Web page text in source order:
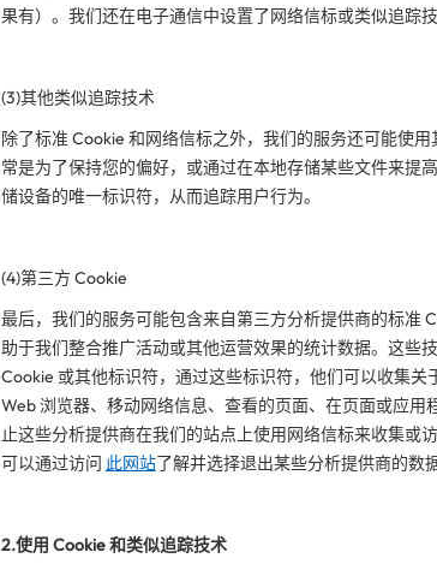
果有）。我们还在电子通信中设置了网络信标或类似追踪
(3)其他类似追踪技术
除了标准 Cookie 和网络信标之外，我们的服务还可能使
常是为了保持您的偏好，或通过在本地存储某些文件来提
储设备的唯一标识符，从而追踪用户行为。
(4)第三方 Cookie
最后，我们的服务可能包含来自第三方分析提供商的标准
助于我们整合推广活动或其他运营效果的统计数据。这些
Cookie 或其他标识符，通过这些标识符，他们可以收集关
Web 浏览器、移动网络信息、查看的页面、在页面或应
止这些分析提供商在我们的站点上使用网络信标来收集或
可以通过访问 此网站了解并选择退出某些分析提供商的数
2.使用 Cookie 和类似追踪技术